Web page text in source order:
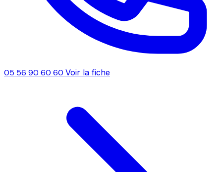
05 56 90 60 60 Voir la fiche